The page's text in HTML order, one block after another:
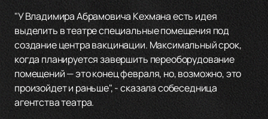
"У Владимира Абрамовича Кехмана есть идея
выделить в театре специальные помещения под
создание центра вакцинации. Максимальный срок,
когда планируется завершить переоборудование
помещений — это конец февраля, но, возможно, это
произойдет и раньше", - сказала собеседница
агентства театра.